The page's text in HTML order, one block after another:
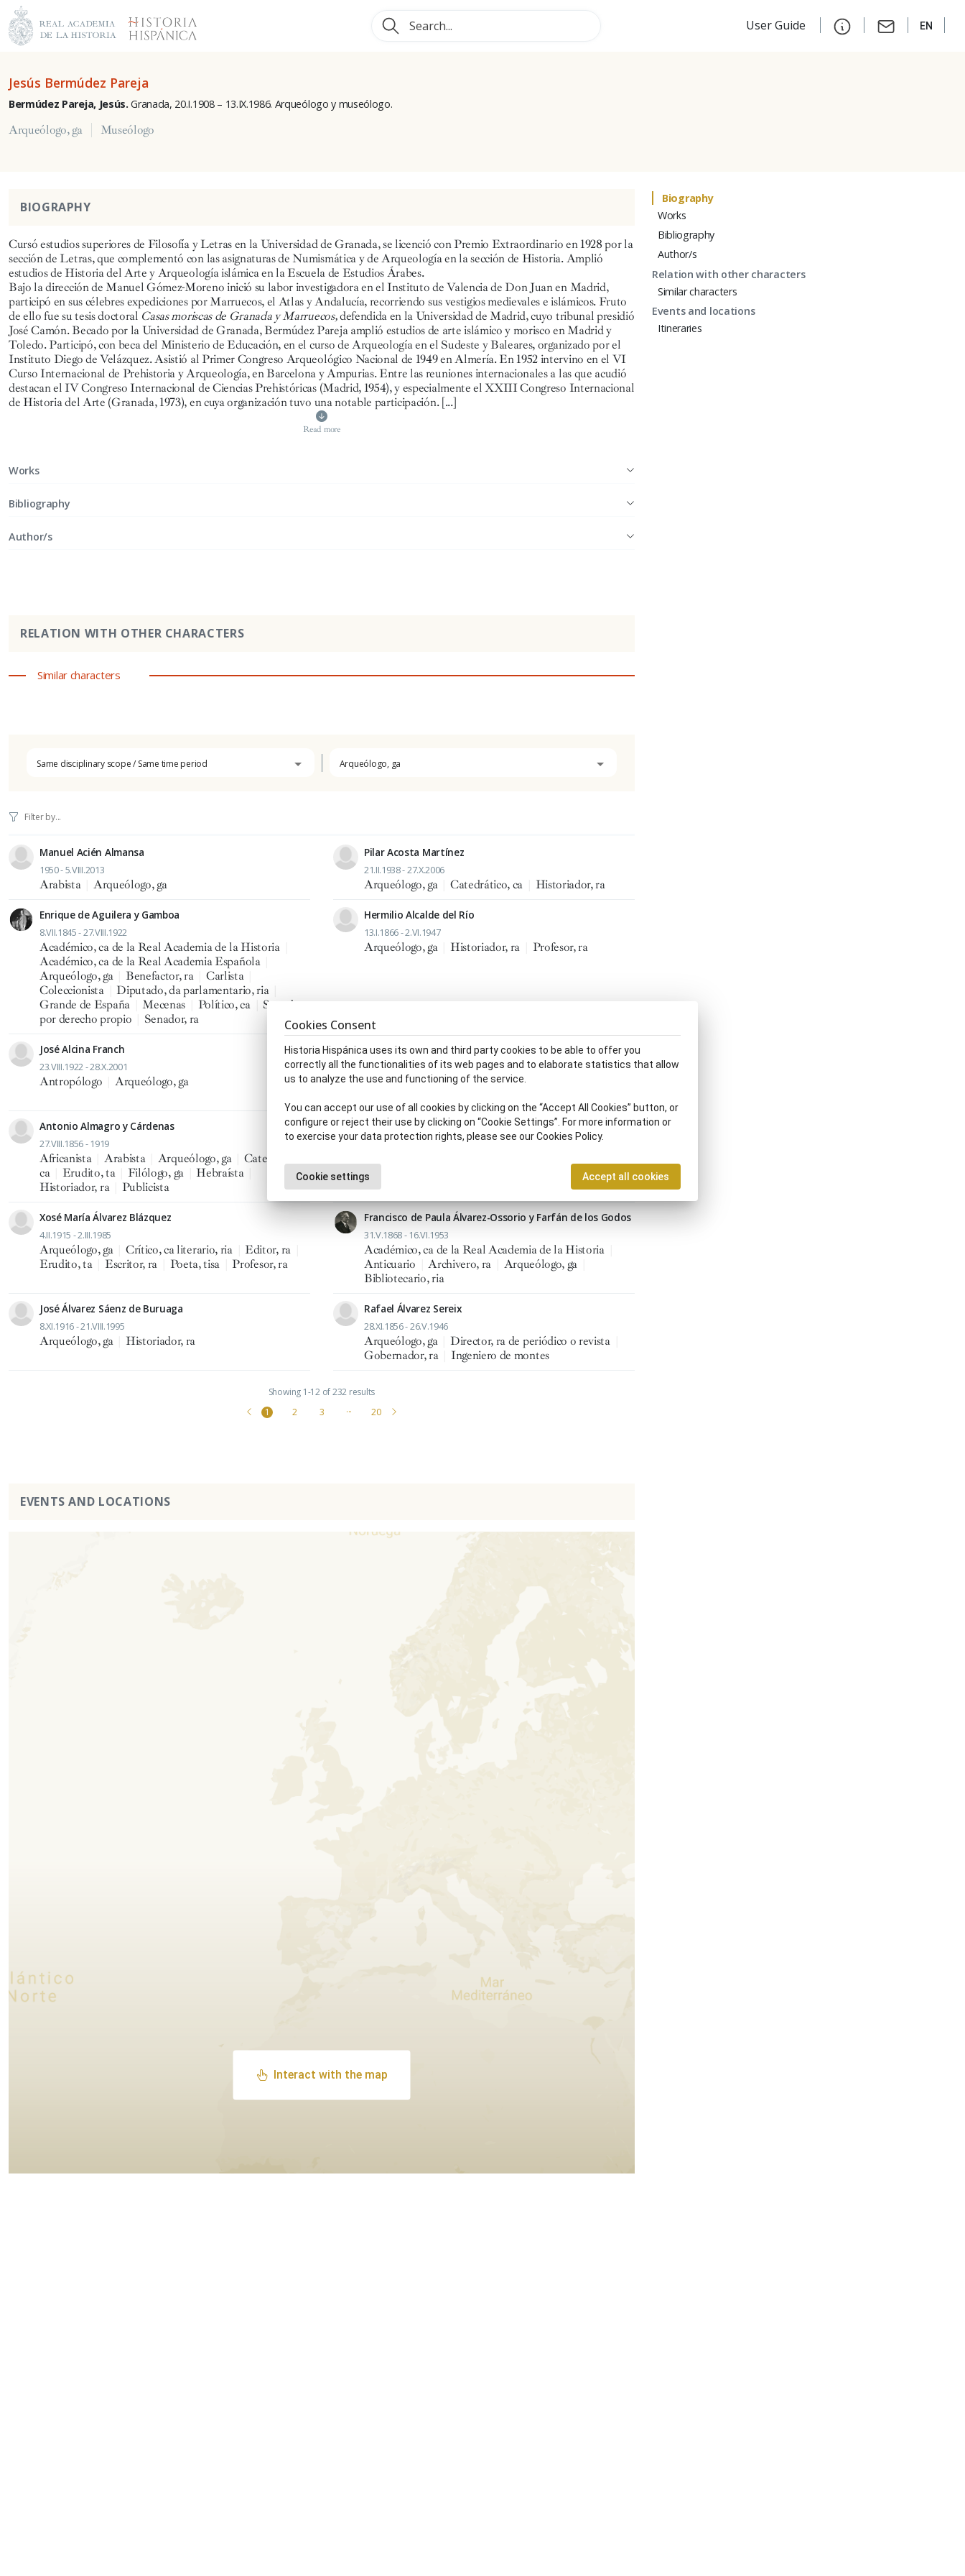
User Guide EN
Jesús Bermúdez Pareja
Bermúdez Pareja, Jesús.Granada, 20.I.1908 – 13.IX.1986. Arqueólogo y museólogo.
Arqueólogo, ga Museólogo
BIOGRAPHY
Cursó estudios superiores de Filosofía y Letras en la Universidad de Granada, se licenció con Premio Extraordinario en 1928 por la
sección de Letras, que complementó con las asignaturas de Numismática y de Arqueología en la sección de Historia. Amplió
estudios de Historia del Arte y Arqueología islámica en la Escuela de Estudios Árabes.
Bajo la dirección de Manuel Gómez-Moreno inició su labor investigadora en el Instituto de Valencia de Don Juan en Madrid,
participó en sus célebres expediciones por Marruecos, el Atlas y Andalucía, recorriendo sus vestigios medievales e islámicos. Fruto
de ello fue su tesis doctoral Casas moriscas de Granada y Marruecos,defendida en la Universidad de Madrid, cuyo tribunal presidió
José Camón. Becado por la Universidad de Granada, Bermúdez Pareja amplió estudios de arte islámico y morisco en Madrid y
Toledo. Participó, con beca del Ministerio de Educación, en el curso de Arqueología en el Sudeste y Baleares, organizado por el
Instituto Diego de Velázquez. Asistió al Primer Congreso Arqueológico Nacional de 1949 en Almería. En 1952 intervino en el VI
Curso Internacional de Prehistoria y Arqueología, en Barcelona y Ampurias. Entre las reuniones internacionales a las que acudió
destacan el IV Congreso Internacional de Ciencias Prehistóricas (Madrid, 1954), y especialmente el XXIII Congreso Internacional
de Historia del Arte (Granada, 1973), en cuya organización tuvo una notable participación.[...]
Read more
Works
Bibliography
Author/s
RELATION WITH OTHER CHARACTERS
Similar characters
Same disciplinary scope / Same time period Arqueólogo, ga
Manuel Acién Almansa
1950 - 5.VIII.2013
Arabista Arqueólogo, ga
Pilar Acosta Martínez
21.II.1938 - 27.X.2006
Arqueólogo, ga Catedrático, ca Historiador, ra
Enrique de Aguilera y Gamboa
8.VII.1845 - 27.VIII.1922
Académico, ca de la Real Academia de la Historia
Académico, ca de la Real Academia Española
Arqueólogo, ga
Benefactor, ra Carlista
Coleccionista
Diputado, da parlamentario, ria
Grande de España
Mecenas Político, ca
Senador
por derecho propio
Senador, ra
Hermilio Alcalde del Río
13.I.1866 - 2.VI.1947
Arqueólogo, ga Historiador, ra Profesor, ra
José Alcina Franch
23.VIII.1922 - 28.X.2001
Antropólogo Arqueólogo, ga
Martín Almagro Basch
17.IV.1911 - 28.VIII.1984
Arqueólogo, ga|Catedrático, ca
Antonio Almagro y Cárdenas
27.VIII.1856 - 1919
Africanista Arabista Arqueólogo, ga
Catedrático,
ca
Erudito, ta Filólogo, ga Hebraísta
Historiador, ra
Publicista
Pere Alsius i Torrent
1839 - 20.II.1915
Geólogo
Xosé María Álvarez Blázquez
4.II.1915 - 2.III.1985
Arqueólogo, ga Crítico, ca literario, ria Editor, ra
Erudito, ta
Escritor, ra Poeta, tisa Profesor, ra
Francisco de Paula Álvarez-Ossorio y Farfán de los Godos
31.V.1868 - 16.VI.1953
Académico, ca de la Real Academia de la Historia
Anticuario
Archivero, ra Arqueólogo, ga
Bibliotecario, ria
José Álvarez Sáenz de Buruaga
8.XI.1916 - 21.VIII.1995
Arqueólogo, ga Historiador, ra
Rafael Álvarez Sereix
28.XI.1856 - 26.V.1946
Arqueólogo, ga Director, ra de periódico o revista
Gobernador, ra
Ingeniero de montes
Showing 1-12 of 232 results
1
2 3 ··· 20
EVENTS AND LOCATIONS
Interact with the map
Biography
Works
Bibliography
Author/s
Relation with other characters
Similar characters
Events and locations
Itineraries
Cookies Consent
Historia Hispánica uses its own and third party cookies to be able to offer you
correctly all the functionalities of its web pages and to elaborate statistics that allow
us to analyze the use and functioning of the service.
You can accept our use of all cookies by clicking on the “Accept All Cookies” button, or
configure or reject their use by clicking on “Cookie Settings”. For more information or
to exercise your data protection rights, please see our Cookies Policy.
Cookie settings Accept all cookies